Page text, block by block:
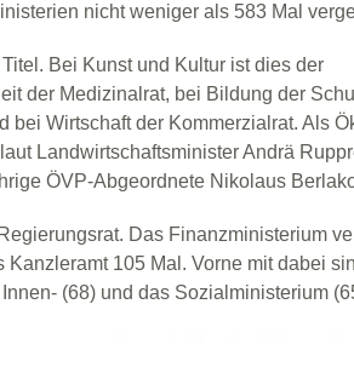
nicht weniger als 583 Mal
Bei Kunst und Kultur ist dies der
der Medizinalrat, bei Bildung der
bei Wirtschaft der Kommerzialrat. Als
Landwirtschaftsminister Andrä
ÖVP-Abgeordnete Nikolaus
Das Finanzministerium
105 Mal. Vorne mit dabei
(68) und das Sozialministerium